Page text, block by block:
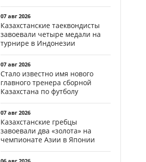
07 авг 2026
Казахстанские таеквондисты
завоевали четыре медали на
турнире в Индонезии
07 авг 2026
Стало известно имя нового
главного тренера сборной
Казахстана по футболу
07 авг 2026
Казахстанские гребцы
завоевали два «золота» на
чемпионате Азии в Японии